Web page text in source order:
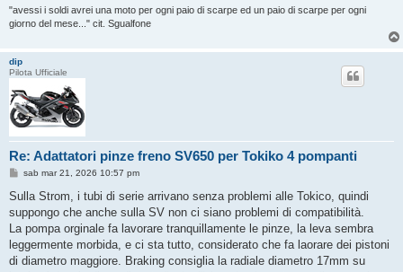
"avessi i soldi avrei una moto per ogni paio di scarpe ed un paio di scarpe per ogni
giorno del mese..." cit. Sgualfone
dip
Pilota Ufficiale
Re: Adattatori pinze freno SV650 per Tokiko 4 pompanti
M
s
a
g
i
o
sab mar 21, 2026 10:57 pm
Sulla Strom, i tubi di serie arrivano senza problemi alle Tokico, quindi
suppongo che anche sulla SV non ci siano problemi di compatibilità.
La pompa orginale fa lavorare tranquillamente le pinze, la leva sembra
leggermente morbida, e ci sta tutto, considerato che fa laorare dei pistoni
di diametro maggiore. Braking consiglia la radiale diametro 17mm su